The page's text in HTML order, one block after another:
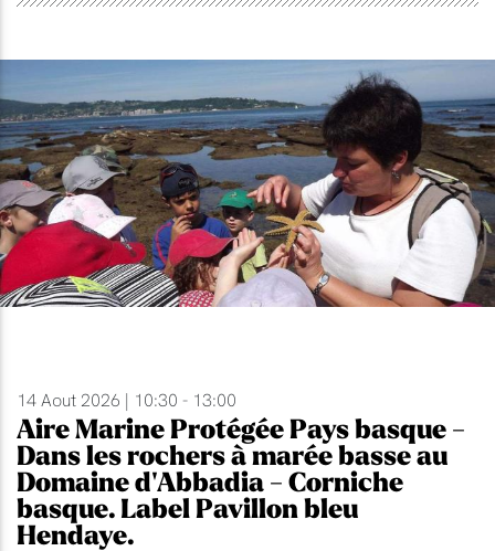
14 Aout 2026 | 10:30 - 13:00
Aire Marine Protégée Pays basque -
Dans les rochers à marée basse au
Domaine d'Abbadia - Corniche
basque. Label Pavillon bleu
Hendaye.